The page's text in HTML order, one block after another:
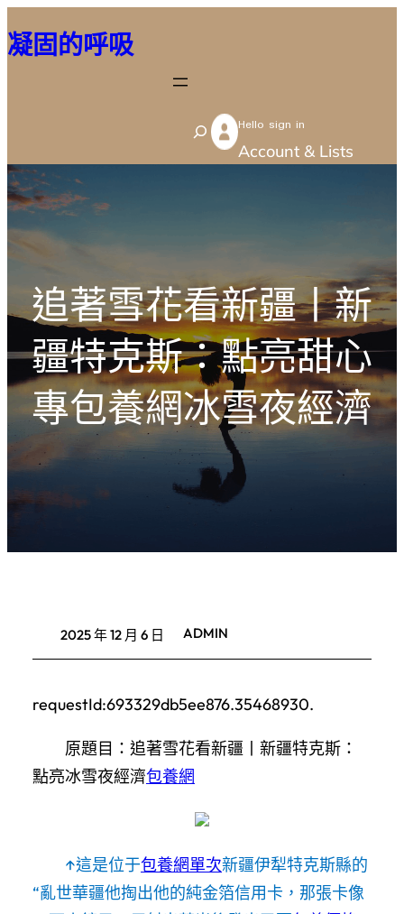
至
容
凝固的呼吸
S
e
Hello sign in
Account & Lists
追著雪花看新疆丨新
疆特克斯：點亮甜心
專包養網冰雪夜經濟
2025 年 12 月 6 日 ADMIN
requestId:693329db5ee876.35468930.
原題目：追著雪花看新疆丨新疆特克斯：
點亮冰雪夜經濟包養網
↑這是位于包養網單次新疆伊犁特克斯縣的
“亂世華疆他掏出他的純金箔信用卡，那張卡像